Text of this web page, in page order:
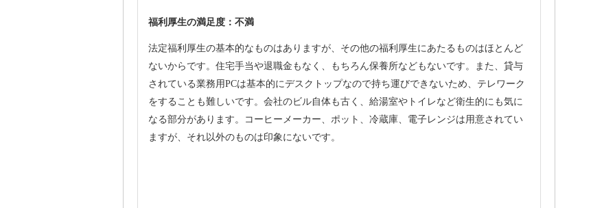
福利厚生の満足度：不満
法定福利厚生の基本的なものはありますが、その他の福利厚生にあたるものはほとんど
ないからです。住宅手当や退職金もなく、もちろん保養所などもないです。また、貸与
されている業務用PCは基本的にデスクトップなので持ち運びできないため、テレワーク
をすることも難しいです。会社のビル自体も古く、給湯室やトイレなど衛生的にも気に
なる部分があります。コーヒーメーカー、ポット、冷蔵庫、電子レンジは用意されてい
ますが、それ以外のものは印象にないです。